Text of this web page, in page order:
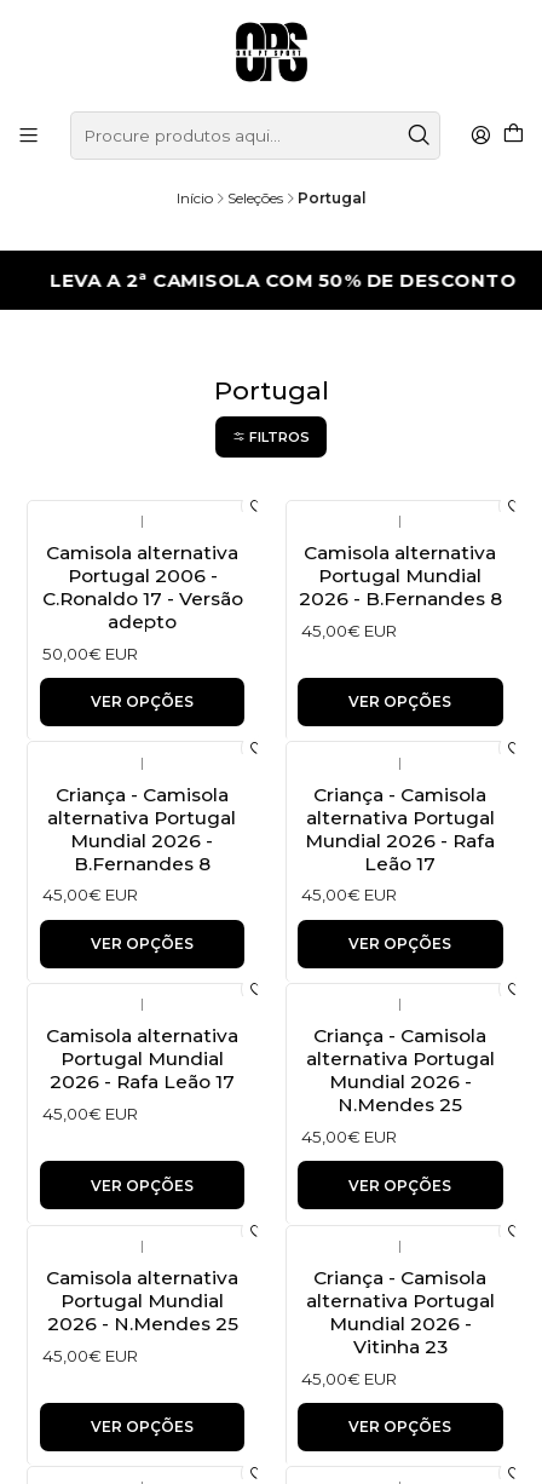
Início Seleções Portugal
LEVA A 2ª CAMISOLA COM 50% DE DESCONTO
Portugal
FILTROS
|
Camisola alternativa
Portugal 2006 -
C.Ronaldo 17 - Versão
adepto
50,00€ EUR
VER OPÇÕES
|
Camisola alternativa
Portugal Mundial
2026 - B.Fernandes 8
45,00€ EUR
VER OPÇÕES
|
Criança - Camisola
alternativa Portugal
Mundial 2026 -
B.Fernandes 8
45,00€ EUR
VER OPÇÕES
|
Criança - Camisola
alternativa Portugal
Mundial 2026 - Rafa
Leão 17
45,00€ EUR
VER OPÇÕES
Camisola alternativa
Portugal Mundial
2026 - Rafa Leão 17
45,00€ EUR
VER OPÇÕES
Criança - Camisola
alternativa Portugal
Mundial 2026 -
N.Mendes 25
45,00€ EUR
VER OPÇÕES
|
Camisola alternativa
Portugal Mundial
2026 - N.Mendes 25
45,00€ EUR
VER OPÇÕES
|
Criança - Camisola
alternativa Portugal
Mundial 2026 -
Vitinha 23
45,00€ EUR
VER OPÇÕES